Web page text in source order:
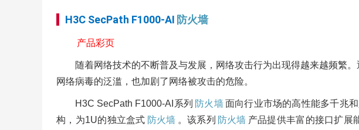
H3C SecPath F1000-AI 防火墙
产品彩页
随着网络技术的不断普及与发展，网络攻击行为出现得越来越频繁
网络病毒的泛滥，也加剧了网络被攻击的危险。
H3C SecPath F1000-AI系列 防火墙面向行业市场的高性能多千兆
构，为1U的独立盒式 防火墙 。该系列 防火墙 产品提供丰富的接口扩展